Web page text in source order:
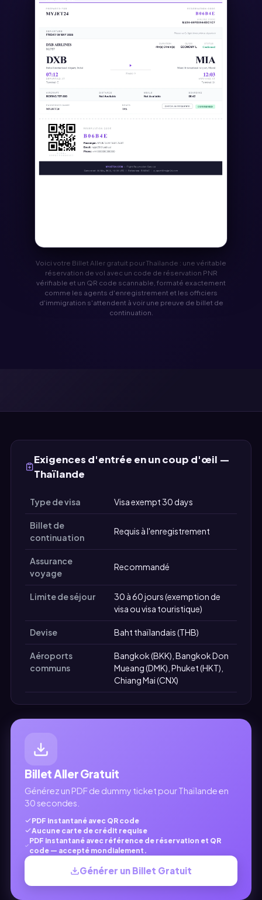
Voici votre Billet Aller gratuit pour Thaïlande : une véritable
réservation de vol avec un code de réservation PNR
vérifiable et un QR code scannable, formaté exactement
comme les agents d'enregistrement et les officiers
d'immigration s'attendent à voir une preuve de billet de
continuation.
Exigences d'entrée en un coup d'œil —
Thaïlande
Type de visa Visa exempt 30 days
Billet de
continuation
Requis à l'enregistrement
Assurance
voyage
Recommandé
Limite de séjour
30 à 60 jours (exemption de
visa ou visa touristique)
Devise Baht thaïlandais (THB)
Aéroports
communs
Bangkok (BKK), Bangkok Don
Mueang (DMK), Phuket (HKT),
Chiang Mai (CNX)
Billet Aller Gratuit
Générez un PDF de dummy ticket pour Thaïlande en
30 secondes.
PDF instantané avec QR code
Aucune carte de crédit requise
PDF instantané avec référence de réservation et QR
code — accepté mondialement.
Générer un Billet Gratuit